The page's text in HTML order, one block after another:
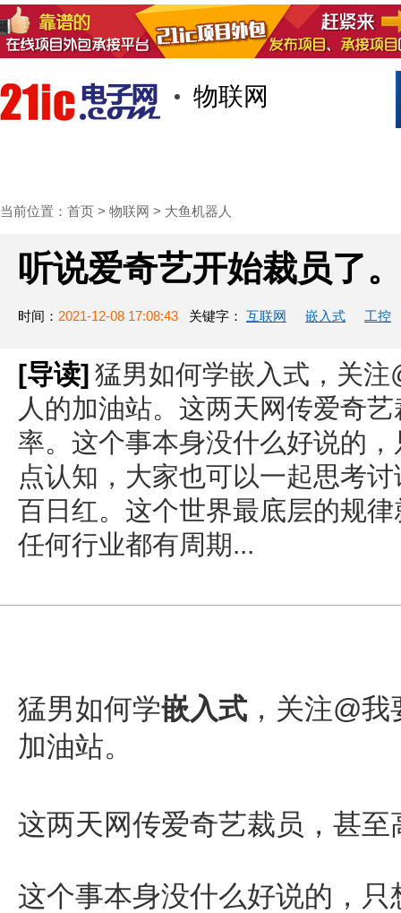
物联网
当前位置： 首页 > 物联网 > 大鱼机器人
听说爱奇艺开始裁员了
时间： 2021-12-08 17:08:43 关键字： 互联网 嵌入式 工控
[导读] 猛男如何学嵌入式，关
人的加油站。这两天网传爱奇
率。这个事本身没什么好说的
点认知，大家也可以一起思考
百日红。这个世界最底层的规
任何行业都有周期...
猛男如何学嵌入式 ，关注@
加油站。
这两天网传爱奇艺裁员，甚
这个事本身没什么好说的，